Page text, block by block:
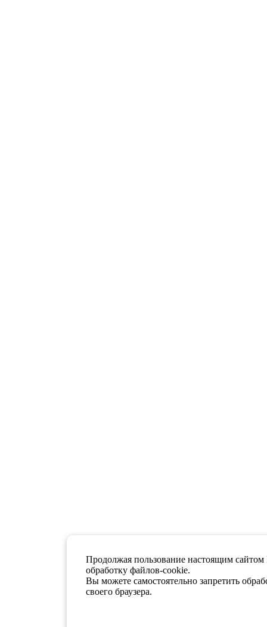
Продолжая пользование настоящим
обработку файлов-cookie.
Вы можете самостоятельно запретить
своего браузера.